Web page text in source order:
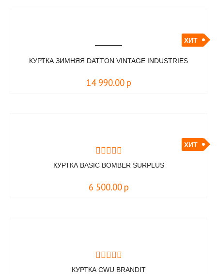
ХИТ
КУРТКА ЗИМНЯЯ DATTON VINTAGE INDUSTRIES
14 990.00 р
ХИТ
КУРТКА BASIC BOMBER SURPLUS
6 500.00 р
КУРТКА CWU BRANDIT